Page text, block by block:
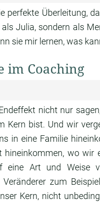
perfekte Überleitung,
Julia, sondern als
sie mir lernen, was
im Coaching
nicht nur
Kern bist. Und wir
in eine Familie
hineinkommen, wo wir
eine Art und Weise
zum
Kern, nicht